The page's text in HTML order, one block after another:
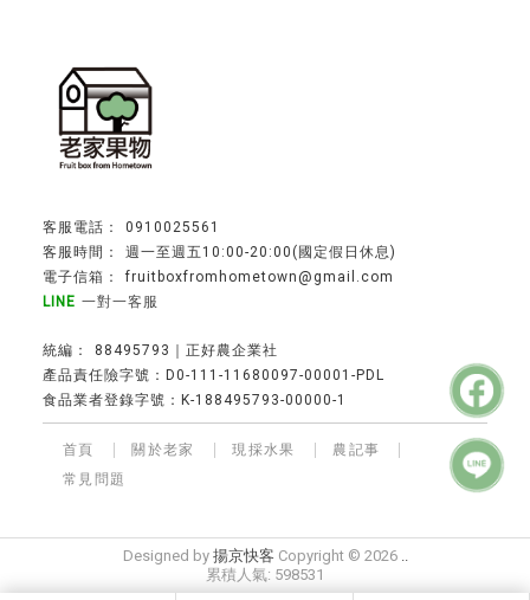
0910025561
週一至週五10:00-20:00(國定假日休息)
fruitboxfromhometown@gmail.com
一對一客服
88495793｜正好農企業社
產品責任險字號：D0-111-11680097-00001-PDL
食品業者登錄字號：K-188495793-00000-1
首頁 關於老家 現採水果
農記事
常見問題
水果禮盒 水果禮盒專賣 網購水果推薦
Designed by 揚京快客 Copyright © 2026
累積人氣: 598531